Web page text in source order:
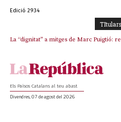
Edició 2934
TItulars
La “dignitat” a mitges de Marc Puigtió:
Junts exigeix que Catalunya quedi
Els Països Catalans al teu abast
Divendres, 07 de agost del 2026